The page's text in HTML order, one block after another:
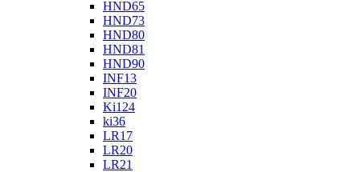
HND65
HND73
HND80
HND81
HND90
INF13
INF20
Ki124
ki36
LR17
LR20
LR21